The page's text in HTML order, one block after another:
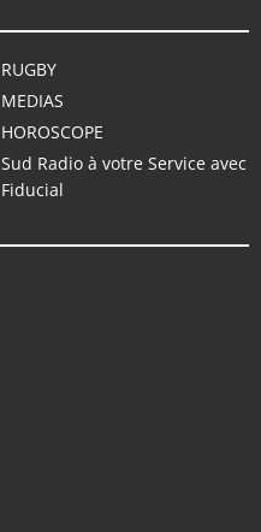
RUGBY
MEDIAS
HOROSCOPE
Sud Radio à votre Service avec
Fiducial